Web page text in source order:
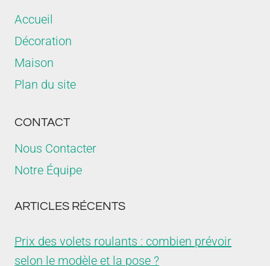
Accueil
Décoration
Maison
Plan du site
CONTACT
Nous Contacter
Notre Équipe
ARTICLES RÉCENTS
Prix des volets roulants : combien prévoir
selon le modèle et la pose ?